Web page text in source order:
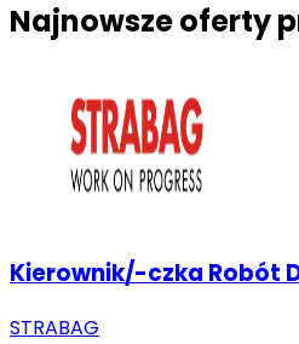
Najnowsze oferty
Kierownik/-czka Robót
STRABAG